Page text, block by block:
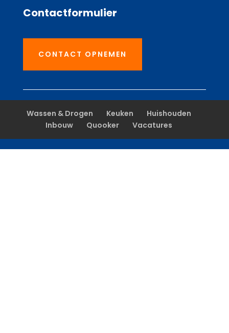
Contactformulier
CONTACT OPNEMEN
Wassen & Drogen Keuken
Huishouden
Inbouw
Quooker Vacatures